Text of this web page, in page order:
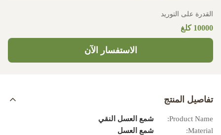
القدرة على التوريد
10000 كلغ
الاستفسار الآن
تفاصيل المنتج
Product Name:
شمع العسل النقي
Material:
شمع العسل